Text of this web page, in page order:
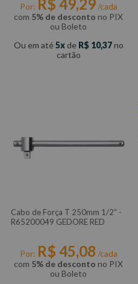
Por: R$ 49,29/cada
com 5% de desconto no PIX
ou Boleto
Ou em até 5 de R$ 10,37no
cartão
Cabo de Força T 250mm 1/2“ -
R65200049 GEDORE RED
Por: R$ 45,08 /cada
com 5% de desconto no PIX
ou Boleto